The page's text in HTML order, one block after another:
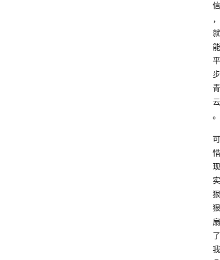
信
，
就
能
平
步
青
云
。
可
惜
现
实
狠
狠
扇
了
我